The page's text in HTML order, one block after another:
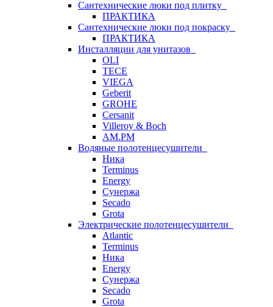
Сантехнические люки под плитку
ПРАКТИКА
Сантехнические люки под покраску
ПРАКТИКА
Инсталляции для унитазов
OLI
TECE
VIEGA
Geberit
GROHE
Cersanit
Villeroy & Boch
AM.PM
Водяные полотенцесушители
Ника
Terminus
Energy
Сунержа
Secado
Grota
Электрические полотенцесушители
Atlantic
Terminus
Ника
Energy
Сунержа
Secado
Grota